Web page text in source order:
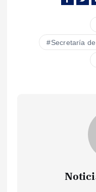
Secretaría